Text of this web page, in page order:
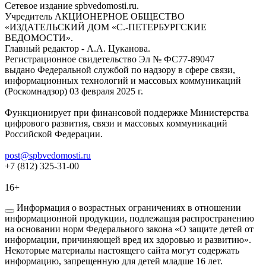
Сетевое издание spbvedomosti.ru.
Учредитель АКЦИОНЕРНОЕ ОБЩЕСТВО
«ИЗДАТЕЛЬСКИЙ ДОМ «С.-ПЕТЕРБУРГСКИЕ
ВЕДОМОСТИ».
Главный редактор - А.А. Цуканова.
Регистрационное свидетельство Эл № ФС77-89047
выдано Федеральной службой по надзору в сфере связи,
информационных технологий и массовых коммуникаций
(Роскомнадзор) 03 февраля 2025 г.
Функционирует при финансовой поддержке Министерства
цифрового развития, связи и массовых коммуникаций
Российской Федерации.
post@spbvedomosti.ru
+7 (812) 325-31-00
16+
Информация о возрастных ограничениях в отношении
информационной продукции, подлежащая распространению
на основании норм Федерального закона «О защите детей от
информации, причиняющей вред их здоровью и развитию».
Некоторые материалы настоящего сайта могут содержать
информацию, запрещенную для детей младше 16 лет.